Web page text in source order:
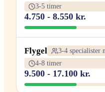
3-5 timer
4.750 - 8.550 kr.
Flygel
3-4 specialister
4-8 timer
9.500 - 17.100 kr.